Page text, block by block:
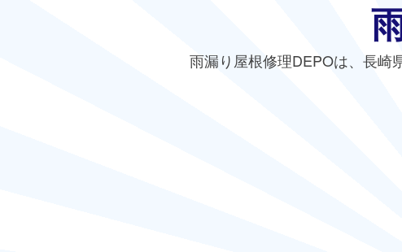
雨漏り屋根修理DEPOは、長崎